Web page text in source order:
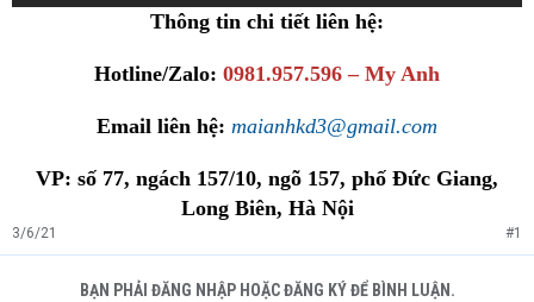
Thông tin chi tiết liên hệ:
Hotline/Zalo: 0981.957.596 – My Anh
Email liên hệ: maianhkd3@gmail.com
VP: số 77, ngách 157/10, ngõ 157, phố Đức Giang,
Long Biên, Hà Nội
3/6/21 #1
BẠN PHẢI ĐĂNG NHẬP HOẶC ĐĂNG KÝ ĐỂ BÌNH LUẬN.